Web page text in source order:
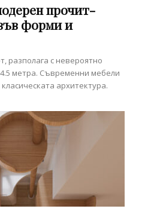
прочит-
форми и
разполага с невероятно
метра. Съвременни мебели
архитектура.